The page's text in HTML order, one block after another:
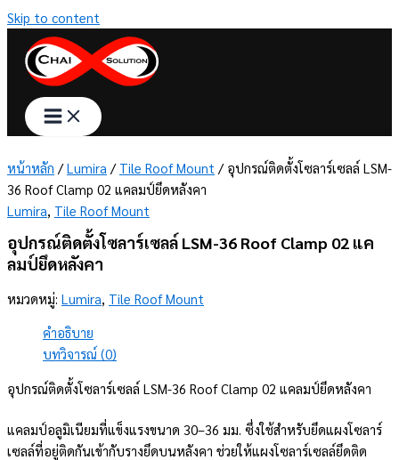
Skip to content
หน้าหลัก /Lumira / Tile Roof Mount / อุปกรณ์ติดตั้งโซลาร์เซลล์ LSM-
36 Roof Clamp 02 แคลมป์ยึดหลังคา
Lumira, Tile Roof Mount
อุปกรณ์ติดตั้งโซลาร์เซลล์ LSM-36 Roof Clamp 02 แค
ลมป์ยึดหลังคา
หมวดหมู่: Lumira Tile Roof Mount
คำอธิบาย
บทวิจารณ์ (0)
อุปกรณ์ติดตั้งโซลาร์เซลล์ LSM-36 Roof Clamp 02 แคลมป์ยึดหลังคา
แคลมป์อลูมิเนียมที่แข็งแรงขนาด 30–36 มม. ซึ่งใช้สำหรับยึดแผงโซลาร์
เซลล์ที่อยู่ติดกันเข้ากับรางยึดบนหลังคา ช่วยให้แผงโซลาร์เซลล์ยึดติด